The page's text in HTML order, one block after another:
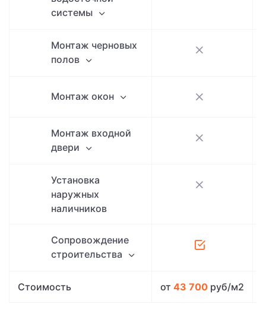
системы
Монтаж черновых
полов
Монтаж окон
Монтаж входной
двери
Установка
наружных
наличников
Сопровождение
строительства
Стоимость от 43 700 руб/м2